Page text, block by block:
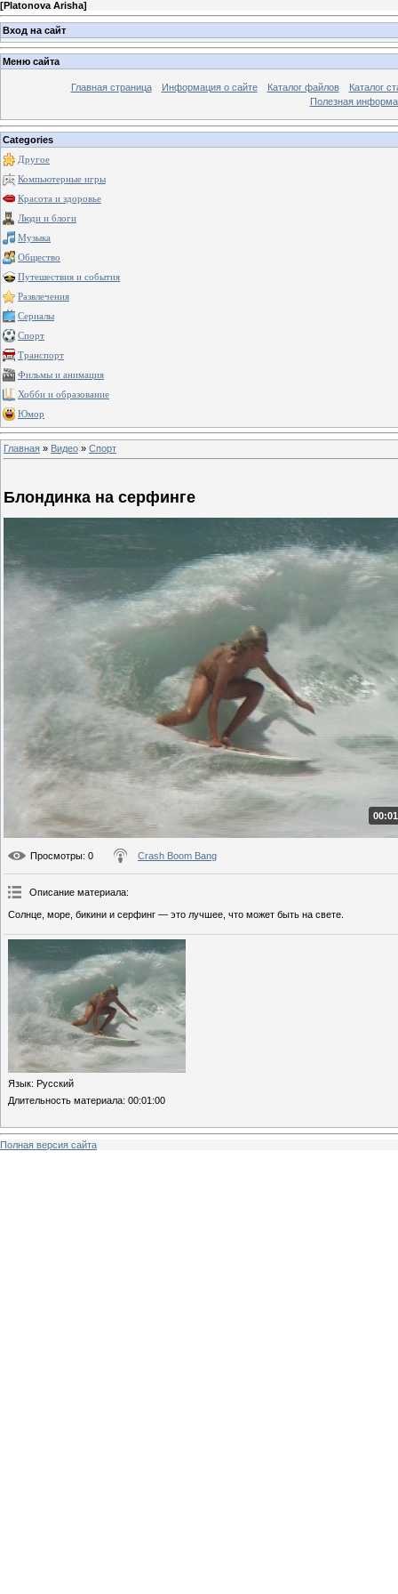
[Platonova Arisha]
Вход на сайт
Меню сайта
Главная страница Информация о сайте Каталог файлов
Каталог
Полезная
Categories
Другое
Компьютерные игры
Красота и здоровье
Люди и блоги
Музыка
Общество
Путешествия и события
Развлечения
Сериалы
Спорт
Транспорт
Фильмы и анимация
Хобби и образование
Юмор
Главная » Видео » Спорт
Блондинка на серфинге
Просмотры: 0 Crash Boom Bang
Описание материала:
Солнце, море, бикини и серфинг — это лучшее, что может быть на свете.
Язык: Русский
Длительность материала: 00:01:00
Полная версия сайта